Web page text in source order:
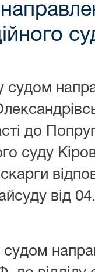
судом
до
суду
від